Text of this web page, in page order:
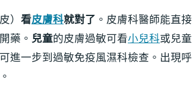
） 看皮膚科就對了 。皮膚科醫師能直接
藥。 兒童的皮膚過敏可看小兒科或兒童
可進一步到過敏免疫風濕科檢查。出現呼
。